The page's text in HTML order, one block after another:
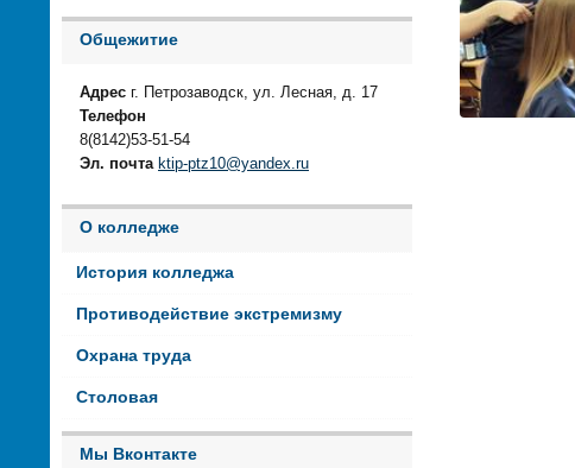
Общежитие
Адрес г. Петрозаводск, ул. Лесная, д. 17
Телефон
8(8142)53-51-54
Эл. почта ktip-ptz10@yandex.ru
О колледже
История колледжа
Противодействие экстремизму
Охрана труда
Столовая
Мы Вконтакте